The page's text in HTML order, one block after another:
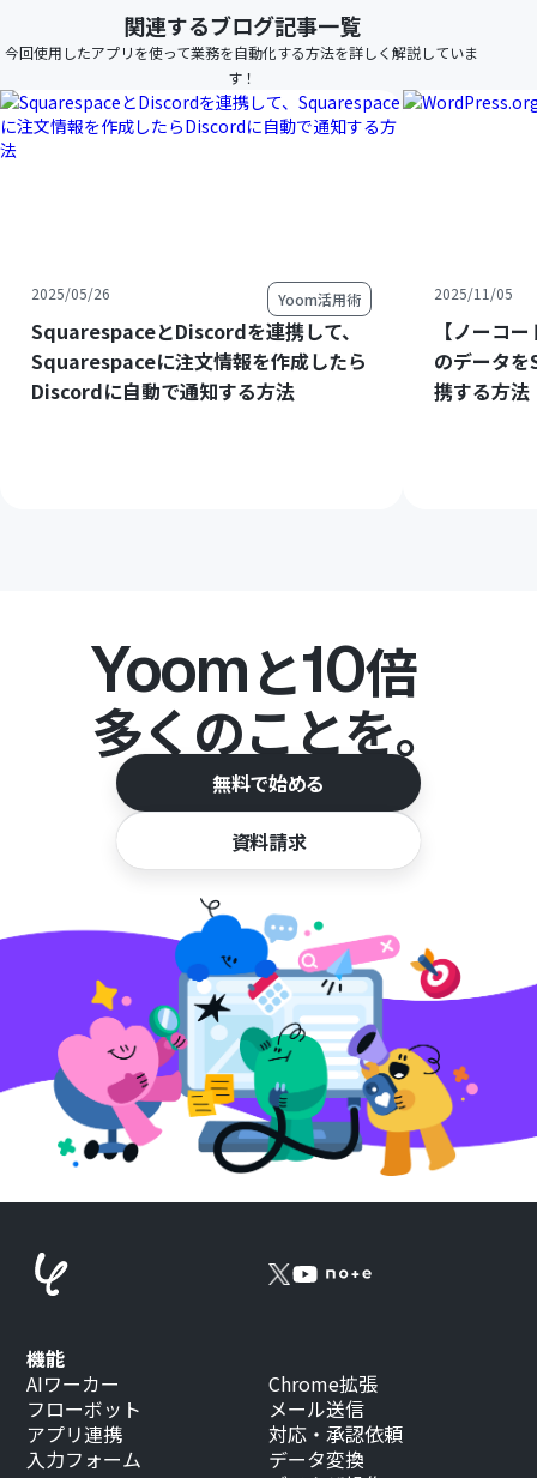
関連するブログ記事一覧
今回使用したアプリを使って業務を自動化する方法を詳しく解説していま
す！
2025/05/26 Yoom活用術
SquarespaceとDiscordを連携して、
Squarespaceに注文情報を作成したら
Discordに自動で通知する方法
2025/11/05
【ノーコ
のデータ
携する方法
Yoomと10倍
多くのことを。
無料で始める
資料請求
機能
AIワーカー
フローボット
アプリ連携
入力フォーム
Chrome拡張
メール送信
対応・承認依頼
データ変換